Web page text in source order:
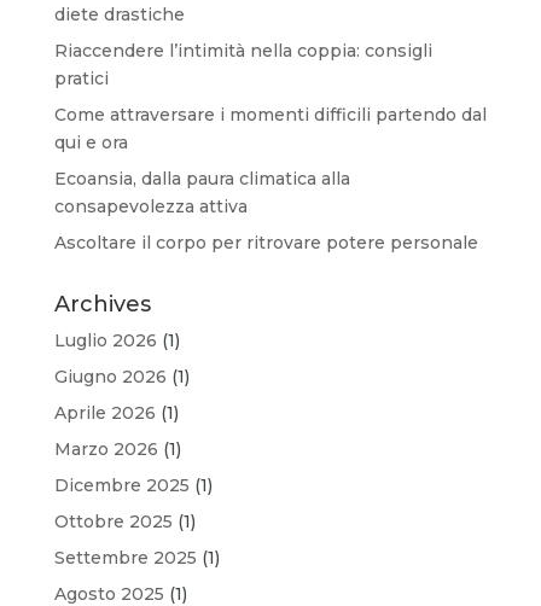
diete drastiche
Riaccendere l’intimità nella coppia: consigli
pratici
Come attraversare i momenti difficili partendo dal
qui e ora
Ecoansia, dalla paura climatica alla
consapevolezza attiva
Ascoltare il corpo per ritrovare potere personale
Archives
Luglio 2026 (1)
Giugno 2026 (1)
Aprile 2026 (1)
Marzo 2026 (1)
Dicembre 2025 (1)
Ottobre 2025 (1)
Settembre 2025 (1)
Agosto 2025 (1)